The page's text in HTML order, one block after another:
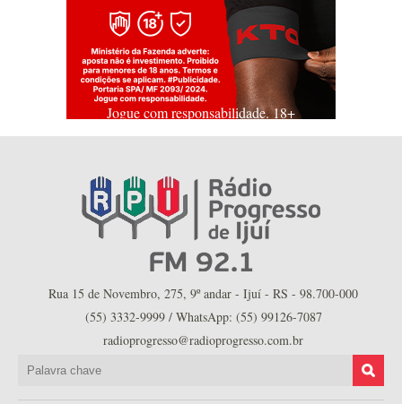
Jogue com responsabilidade. 18+
Rua 15 de Novembro, 275, 9º andar - Ijuí - RS - 98.700-000
(55) 3332-9999 / WhatsApp: (55) 99126-7087
radioprogresso@radioprogresso.com.br